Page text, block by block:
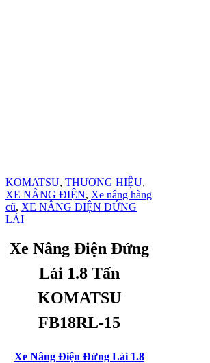
KOMATSU, THƯƠNG HIỆU,
XE NÂNG ĐIỆN, Xe nâng hàng
cũ, XE NÂNG ĐIỆN ĐỨNG
LÁI
Xe Nâng Điện Đứng
Lái 1.8 Tấn
KOMATSU
FB18RL-15
Xe Nâng Điện Đứng Lái 1.8